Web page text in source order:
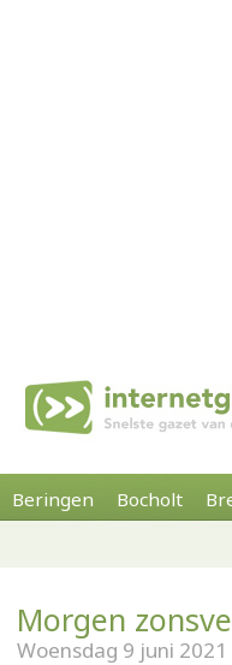
Beringen Bocholt
Morgen
Woensdag 9 juni 2021